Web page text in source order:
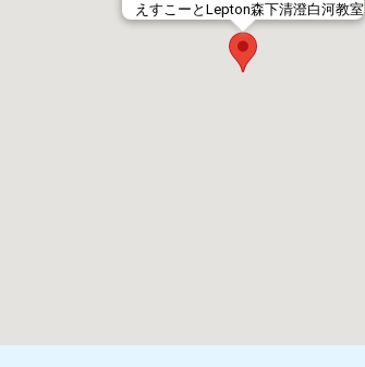
えすこーとLepton森下清澄白河教室